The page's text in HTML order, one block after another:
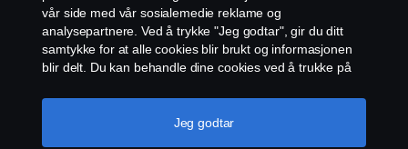
Cookie-innstillinger
vår side med vår sosialemedie reklame og
analysepartnere. Ved å trykke "Jeg godtar", gir du ditt
samtykke for at alle cookies blir brukt og informasjonen
blir delt. Du kan behandle dine cookies ved å trukke på
en mer detaljert forklaring hvordan vi bruker cookies,
vennligst besøk vår cookies-erklæring, som du finner ved
Jeg godtar